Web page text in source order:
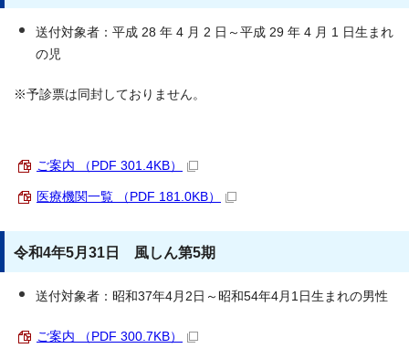
送付対象者：平成 28 年 4 月 2 日～平成 29 年 4 月 1 日生まれ
の児
※予診票は同封しておりません。
ご案内 （PDF 301.4KB）
医療機関一覧 （PDF 181.0KB）
令和4年5月31日 風しん第5期
送付対象者：昭和37年4月2日～昭和54年4月1日生まれの男性
ご案内 （PDF 300.7KB）